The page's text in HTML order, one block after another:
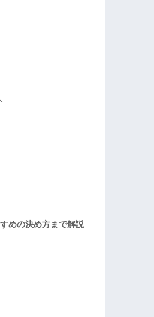
めの決め方まで解説